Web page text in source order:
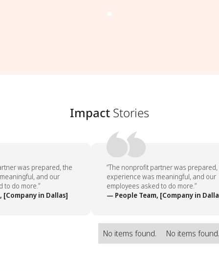
Impact Stories
was prepared, the
and our
do more.”
in Dallas]
“The nonprofit partner was prepared,
experience was meaningful, and our
employees asked to do more.”
— People Team, [Company in
No items found. No items